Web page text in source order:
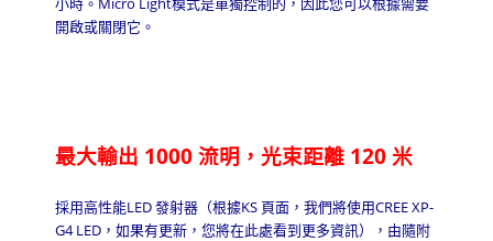
開啟或關閉它。
最大輸出 1000 流明，光束距離 120 米
採用高性能LED發射器（根據KS 頁面，我們將使用CREE XP-
G4 LED ，如果有更新，您將在此處看到更多資訊），由隨附